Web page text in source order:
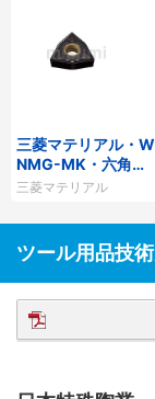
三菱マテリアル・W
NMG-MK・六角
形・ネガ・穴有・旋
三菱マテリアル
ツール用品技